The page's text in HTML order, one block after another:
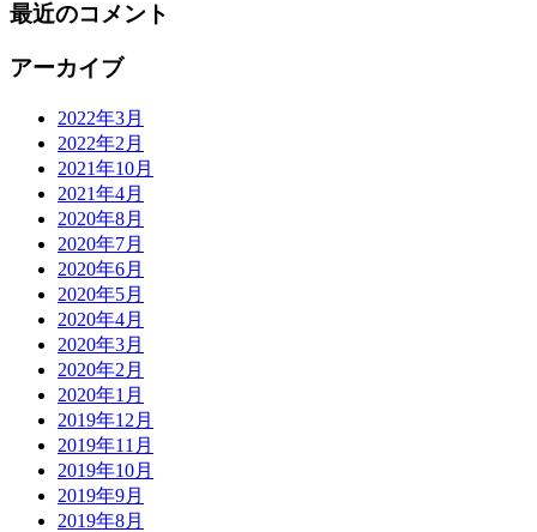
最近のコメント
アーカイブ
2022年3月
2022年2月
2021年10月
2021年4月
2020年8月
2020年7月
2020年6月
2020年5月
2020年4月
2020年3月
2020年2月
2020年1月
2019年12月
2019年11月
2019年10月
2019年9月
2019年8月